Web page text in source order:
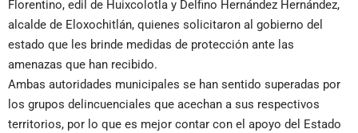
Florentino, edil de Huixcolotla y Delfino Hernández Hernández,
alcalde de Eloxochitlán, quienes solicitaron al gobierno del
estado que les brinde medidas de protección ante las
amenazas que han recibido.
Ambas autoridades municipales se han sentido superadas por
los grupos delincuenciales que acechan a sus respectivos
territorios, por lo que es mejor contar con el apoyo del Estado